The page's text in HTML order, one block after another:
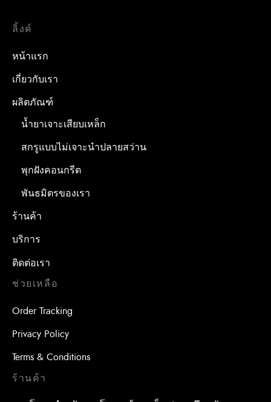
ลิ้งค์
หน้าแรก
เกี่ยวกับเรา
ผลิตภัณฑ์
น้ำยาเจาะเสียบเหล็ก
สกรูแบบไม่เจาะนำปลายสว่าน
พุกฝังคอนกรีต
พันธมิตรของเรา
ร้านค้า
บริการ
ติดต่อเรา
ช่วยเหลือ
Order Tracking
Privacy Policy
Terms & Conditions
ร้านค้า